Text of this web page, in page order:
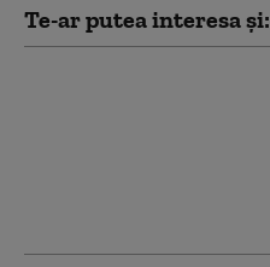
Te-ar putea interesa și: